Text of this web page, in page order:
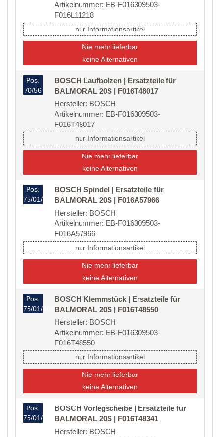
Artikelnummer: EB-F016309503-
F016L11218
nur Informationsartikel
Nie mehr lieferbar
keine Alternativen
Pos.
70/56
BOSCH Laufbolzen | Ersatzteile für
BALMORAL 20S | F016T48017
Hersteller: BOSCH
Artikelnummer: EB-F016309503-
F016T48017
nur Informationsartikel
Nie mehr lieferbar
keine Alternativen
Pos.
75/01/40/02
BOSCH Spindel | Ersatzteile für
BALMORAL 20S | F016A57966
Hersteller: BOSCH
Artikelnummer: EB-F016309503-
F016A57966
nur Informationsartikel
Nie mehr lieferbar
keine Alternativen
Pos.
75/01/40/07
BOSCH Klemmstück | Ersatzteile für
BALMORAL 20S | F016T48550
Hersteller: BOSCH
Artikelnummer: EB-F016309503-
F016T48550
nur Informationsartikel
Nie mehr lieferbar
keine Alternativen
Pos.
75/01/40/20
BOSCH Vorlegscheibe | Ersatzteile für
BALMORAL 20S | F016T48341
Hersteller: BOSCH